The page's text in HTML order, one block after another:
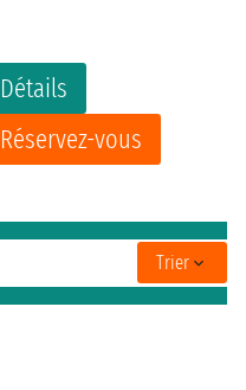
Détails
Réservez-vous
Trier